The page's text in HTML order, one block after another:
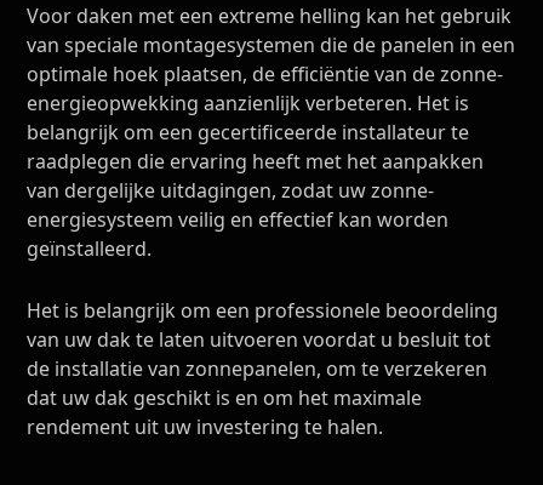
Voor daken met een extreme helling kan het gebruik
van speciale montagesystemen die de panelen in een
optimale hoek plaatsen, de efficiëntie van de zonne-
energieopwekking aanzienlijk verbeteren. Het is
belangrijk om een gecertificeerde installateur te
raadplegen die ervaring heeft met het aanpakken
van dergelijke uitdagingen, zodat uw zonne-
energiesysteem veilig en effectief kan worden
geïnstalleerd.
Het is belangrijk om een professionele beoordeling
van uw dak te laten uitvoeren voordat u besluit tot
de installatie van zonnepanelen, om te verzekeren
dat uw dak geschikt is en om het maximale
rendement uit uw investering te halen.